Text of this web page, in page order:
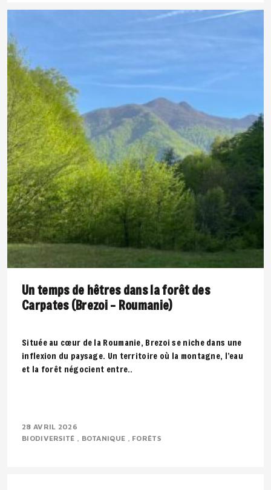
Un temps de hêtres dans la forêt des
Carpates (Brezoi – Roumanie)
Située au cœur de la Roumanie, Brezoi se niche dans une
inflexion du paysage. Un territoire où la montagne, l’eau
et la forêt négocient entre..
28 AVRIL 2026
BIODIVERSITÉ
BOTANIQUE FORÊTS